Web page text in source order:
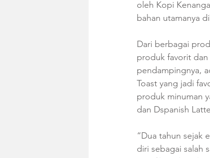
oleh Kopi
bahan utamanya
Dari berbagai
produk favorit dan
pendampingnya,
Toast yang jadi
produk minuman
dan Dspanish
“Dua tahun sejak
diri sebagai salah